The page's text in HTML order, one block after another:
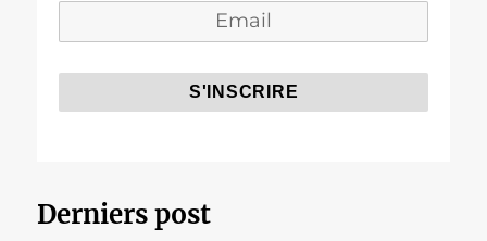
Derniers post